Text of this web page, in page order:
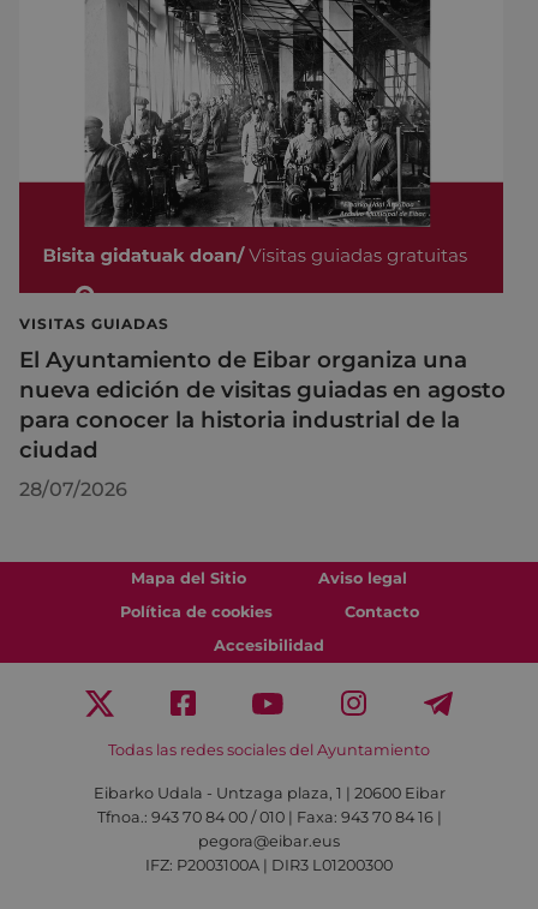
VISITAS GUIADAS
El Ayuntamiento de Eibar organiza una
nueva edición de visitas guiadas en agosto
para conocer la historia industrial de la
ciudad
28/07/2026
Mapa del Sitio
Aviso legal
Política de cookies
Contacto
Accesibilidad
Todas las redes sociales del Ayuntamiento
Eibarko Udala - Untzaga plaza, 1 | 20600 Eibar
Tfnoa.: 943 70 84 00 / 010 | Faxa: 943 70 84 16 |
pegora@eibar.eus
IFZ: P2003100A | DIR3 L01200300